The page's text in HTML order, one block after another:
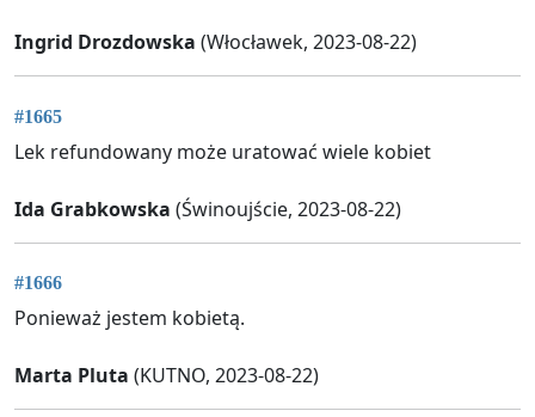
Ingrid Drozdowska (Włocławek, 2023-08-22)
#1665
Lek refundowany może uratować wiele kobiet
Ida Grabkowska (Świnoujście, 2023-08-22)
#1666
Ponieważ jestem kobietą.
Marta Pluta (KUTNO, 2023-08-22)